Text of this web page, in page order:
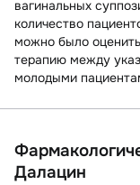
вагинальных
количество
можно было
терапию между
молодыми
Далацин